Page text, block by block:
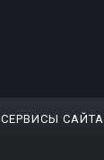
СЕРВИСЫ САЙТА